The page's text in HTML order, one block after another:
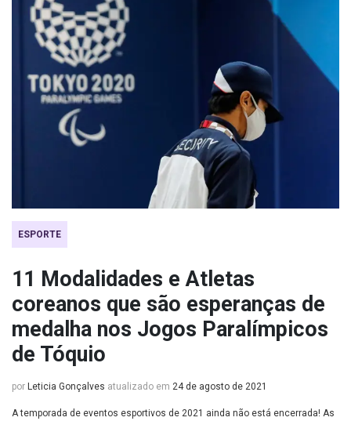
ESPORTE
11 Modalidades e Atletas
coreanos que são esperanças de
medalha nos Jogos Paralímpicos
de Tóquio
por Leticia Gonçalves atualizado em 24 de agosto de 2021
A temporada de eventos esportivos de 2021 ainda não está encerrada! As